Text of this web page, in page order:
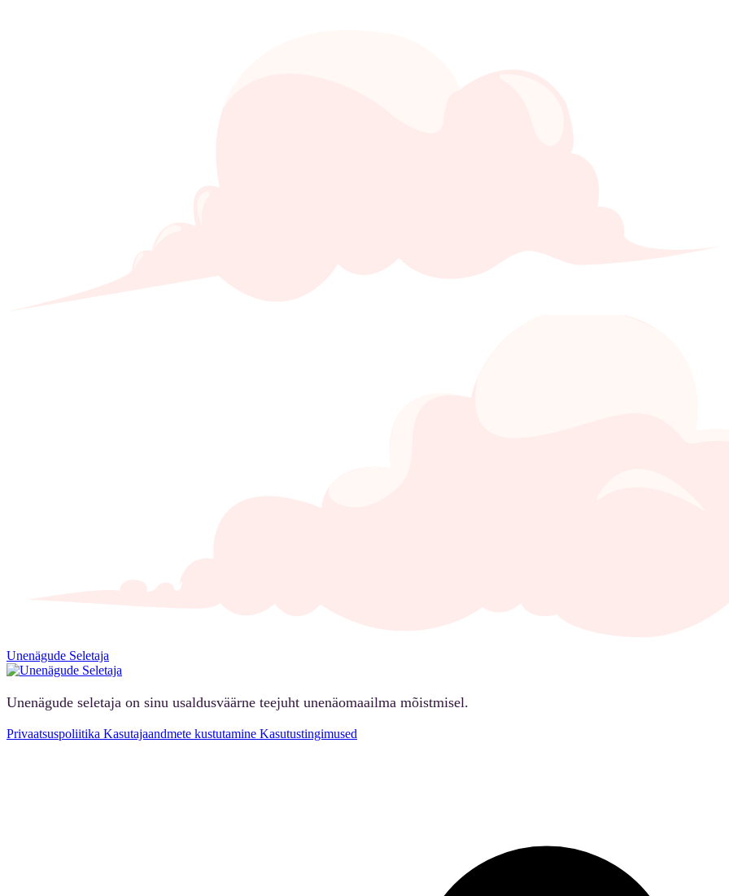
Unenägude Seletaja
Unenägude seletaja on sinu usaldusväärne teejuht unenäomaailma mõistmisel.
Privaatsuspoliitika Kasutajaandmete kustutamine Kasutustingimused